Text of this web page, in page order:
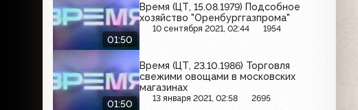
01:50
Время (ЦТ, 15.08.1979) Подсобное
хозяйство "Оренбурггазпрома"
10 сентября 2021, 02:44 1954
01:50
Время (ЦТ, 23.10.1986) Торговля
свежими овощами в московских
магазинах
13 января 2021, 02:58 2695